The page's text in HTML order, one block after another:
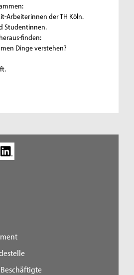
Arbeiterinnen der TH Köln.
Studentinnen.
finden:
Dinge verstehen?